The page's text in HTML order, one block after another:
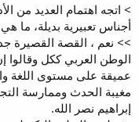
> اتجه اهتمام العديد من
أجناس تعبيرية بديلة، ما
>> نعم ، القصة القصيرة
الوطن العربي ككل وقالوا
عميقة على مستوى اللغة
مغيبة الحدث وممارسة
إبراهيم نصر الله.